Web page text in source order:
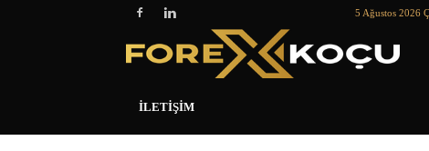
5 Ağustos 2026
İLETIŞIM